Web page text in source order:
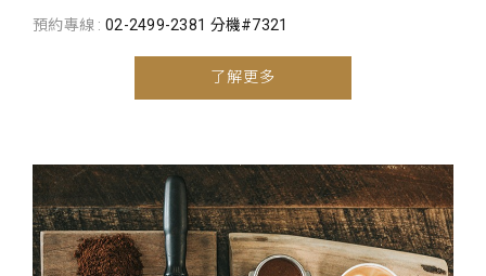
預約專線 : 02-2499-2381 分機#7321
了解更多